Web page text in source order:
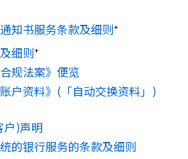
知书服务条款及细则+
细则+
规法案》便览
账户资料》(「自动交换资料」)
户)声明
的银行服务的条款及细则